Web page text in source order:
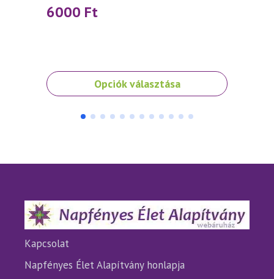
6000 Ft
Opciók választása
Ennek
a
A
termékoldalon
választhatók
ki
A
ki
Kapcsolat
Napfényes Élet Alapítvány honlapja